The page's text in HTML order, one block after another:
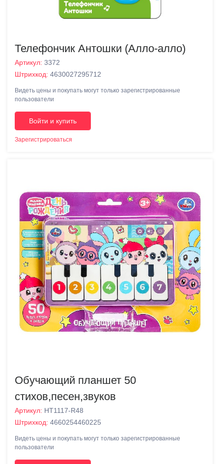
Телефончик Антошки (Алло-алло)
Артикул: 3372
Штрихкод: 4630027295712
Видеть цены и покупать могут только зарегистрированные
пользователи
Войти и купить
Зарегистрироваться
Обучающий планшет 50
стихов,песен,звуков
Артикул: HT1117-R48
Штрихкод: 4660254460225
Видеть цены и покупать могут только зарегистрированные
пользователи